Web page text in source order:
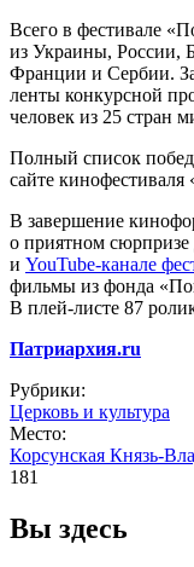
Всего в фестивале
из Украины, России,
Франции и Сербии.
ленты конкурсной
человек из 25 стран
Полный список
сайте кинофестиваля
В завершение
о приятном сюрпризе
и YouTube-канале
фильмы из фонда
В плей-листе 87
Патриархия.ru
Рубрики:
Церковь и культура
Место:
Корсунская Князь-
181
Вы здесь